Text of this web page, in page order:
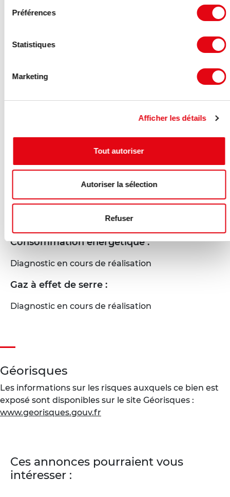
Préférences
Statistiques
Marketing
Afficher les détails
Tout autoriser
Autoriser la sélection
Refuser
Consommation énergétique :
Diagnostic en cours de réalisation
Gaz à effet de serre :
Diagnostic en cours de réalisation
Géorisques
Les informations sur les risques auxquels ce bien est
exposé sont disponibles sur le site Géorisques :
www.georisques.gouv.fr
Ces annonces pourraient vous
intéresser :